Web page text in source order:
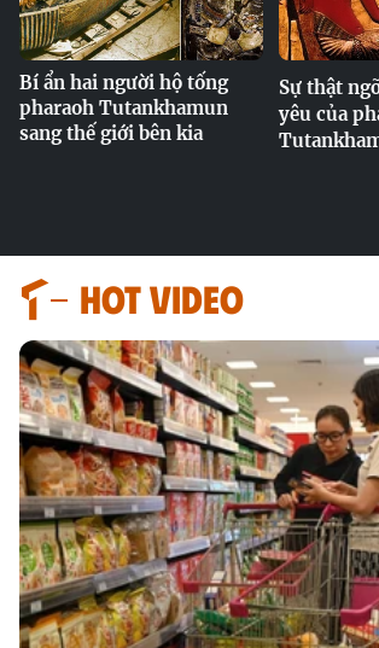
Bí ẩn hai người hộ tống
pharaoh Tutankhamun
sang thế giới bên kia
Sự thật
yêu của
HOT VIDEO